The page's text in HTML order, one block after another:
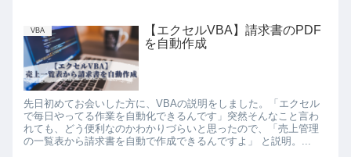
VBA
【エクセルVBA】請求書のPDF
を自動作成
先日初めてお会いした方に、VBAの説明をしました。「エクセル
で毎日やってる作業を自動化できるんです」突然そんなこと言わ
れても、どう便利なのかわかりづらいと思ったので、「売上管理
の一覧表から請求書を自動で作成できるんですよ」 と説明。...